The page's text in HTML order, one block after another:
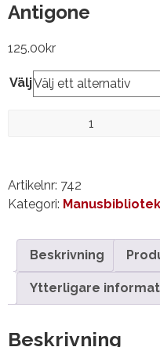
Antigone
125.00kr
Välj
Artikelnr: 742
Kategori: Manusbibliotek
Beskrivning
Ytterligare
Beskrivning